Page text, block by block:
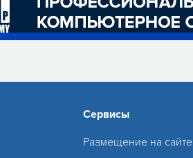
Сервисы
Размещение на сайте